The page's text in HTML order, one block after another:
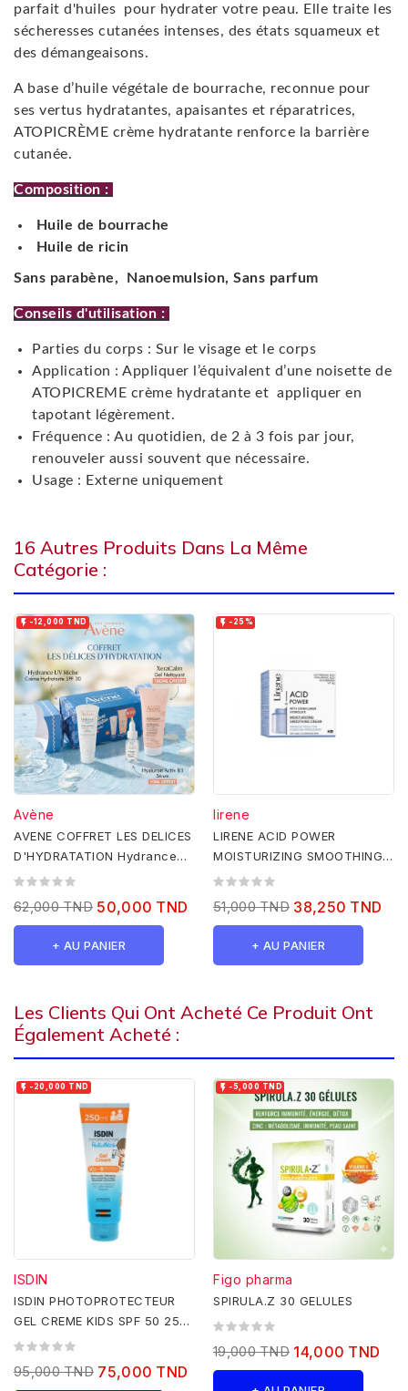
parfait d'huiles pour hydrater votre peau. Elle traite les
sécheresses cutanées intenses, des états squameux et
des démangeaisons.
A base d’huile végétale de bourrache, reconnue pour
ses vertus hydratantes, apaisantes et réparatrices,
ATOPICRÈME crème hydratante renforce la barrière
cutanée.
Composition :
Huile de bourrache
Huile de ricin
Sans parabène, Nanoemulsion, Sans parfum
Conseils d'utilisation :
Parties du corps : Sur le visage et le corps
Application : Appliquer l’équivalent d’une noisette de
ATOPICREME crème hydratante et appliquer en
tapotant légèrement.
Fréquence : Au quotidien, de 2 à 3 fois par jour,
renouveler aussi souvent que nécessaire.
Usage : Externe uniquement
16 Autres Produits Dans La Même
Catégorie :
 -12,000 TND
Avène
AVENE COFFRET LES DELICES
D'HYDRATATION Hydrance
UV Riche+XeraCalm Gel...
62,000 TND 50,000 TND
+ AU PANIER
 -25%
lirene
LIRENE ACID POWER
MOISTURIZING SMOOTHING
CREAM 50ML
51,000 TND 38,250 TND
+ AU PANIER
Les Clients Qui Ont Acheté Ce Produit Ont
Également Acheté :
 -20,000 TND
ISDIN
ISDIN PHOTOPROTECTEUR
GEL CREME KIDS SPF 50 250
ML
95,000 TND 75,000 TND
 -5,000 TND
Figo pharma
SPIRULA.Z 30 GELULES
19,000 TND 14,000 TND